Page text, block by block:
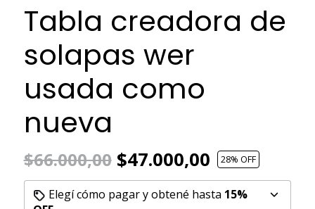
Tabla creadora de
solapas wer
usada como
nueva
$66.000,00$47.000,00 28% OFF
Elegí cómo pagar y obtené hasta 15%